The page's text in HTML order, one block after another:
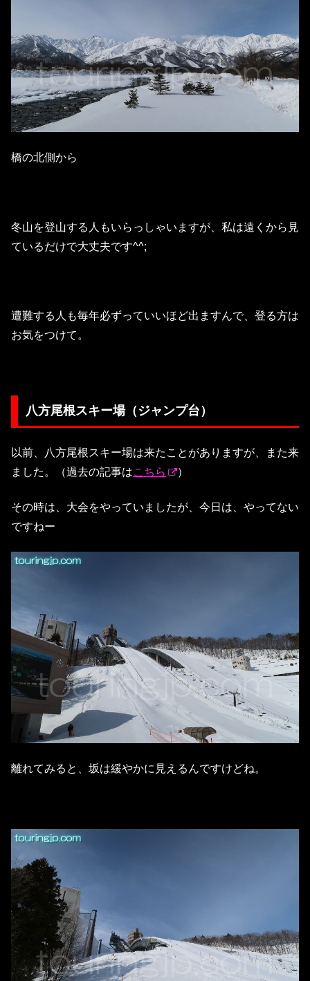
橋の北側から
冬山を登山する人もいらっしゃいますが、私は遠くから見
ているだけで大丈夫です^^;
遭難する人も毎年必ずっていいほど出ますんで、登る方は
お気をつけて。
八方尾根スキー場（ジャンプ台）
以前、八方尾根スキー場は来たことがありますが、また来
ました。（過去の記事はこちら ）
その時は、大会をやっていましたが、今日は、やってない
ですねー
離れてみると、坂は緩やかに見えるんですけどね。